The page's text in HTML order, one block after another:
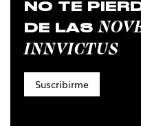
NO TE
DE LAS
INNVICTUS
Suscribirme